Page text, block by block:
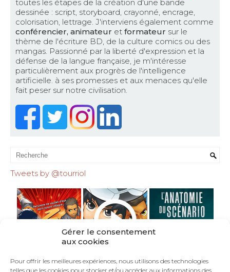
Gérer le consentement
aux cookies
Pour offrir les meilleures expériences, nous utilisons des technologies
telles que les cookies pour stocker et/ou accéder aux informations des
toutes les étapes de la création d'une bande
dessinée : script, storyboard, crayonné, encrage,
colorisation, lettrage. J'interviens également comme
conférencier, animateur et formateur sur le
thème de l'écriture BD, de la culture comics ou des
mangas. Passionné par la liberté d'expression et la
défense de la langue française, je m'intéresse
particulièrement aux progrès de l'intelligence
artificielle. à ses promesses et aux menaces qu'elle
fait peser sur notre civilisation.
Tweets by @tourriol